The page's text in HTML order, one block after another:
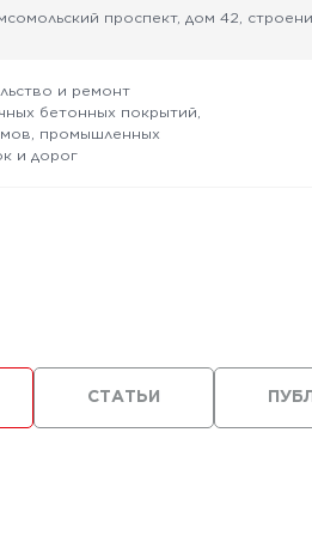
проспект, дом 42,
и ремонт
бетонных покрытий,
промышленных
и дорог
СТАТЬИ